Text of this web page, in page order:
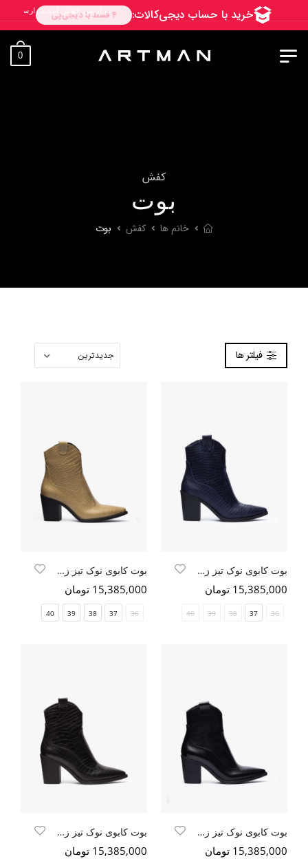
به آرتمن خوش آمدید. ارسال به سراسر ایران. 7 روز فرصت تست در منزل. 1 سال خدمات پس از فروش.
0
کفش
بوت
خانم ها کفش بوت
فیلتر ها
بوت کابوی نوک تیز زنانه سرمه ایی کروکو
15,385,000 تومان
36
37
38
39
40
بوت کابوی نوک تیز زنانه زیتونی کروکو
15,385,000 تومان
36
37
38
39
40
بوت کابوی نوک تیز زنانه مشکی سافتی
15,385,000 تومان
بوت کابوی نوک تیز زنانه مشکی کروکو
15,385,000 تومان